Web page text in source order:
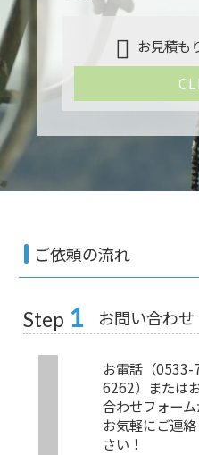
お見積も
ご依頼の流れ
Step 1 お問い合わせ
お電話（0533-
6262）または
合わせフォーム
お気軽にご連
さい！